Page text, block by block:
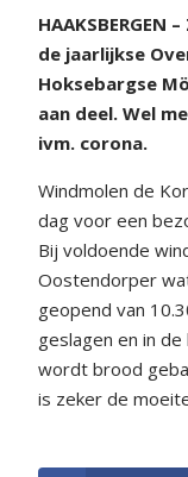
de jaarlijkse
Hoksebargse
aan deel. Wel
ivm. corona.
Windmolen de
dag voor een
Bij voldoende
Oostendorper
geopend van
geslagen en in
wordt brood
is zeker de